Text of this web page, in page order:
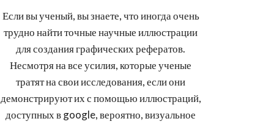
Если вы ученый, вы знаете, что иногда очень
трудно найти точные научные иллюстрации
для создания графических рефератов.
Несмотря на все усилия, которые ученые
тратят на свои исследования, если они
демонстрируют их с помощью иллюстраций,
доступных в google, вероятно, визуальное